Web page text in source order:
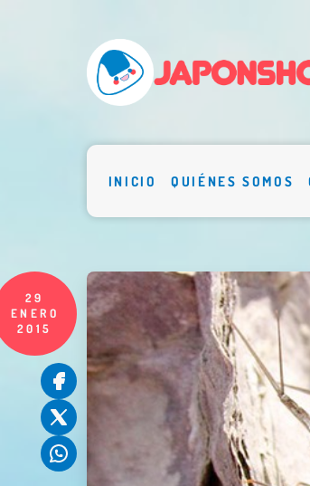
INICIO QUIÉNES SOMOS
29
ENERO
2015